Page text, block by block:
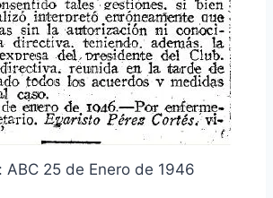
ABC 25 de Enero de 1946